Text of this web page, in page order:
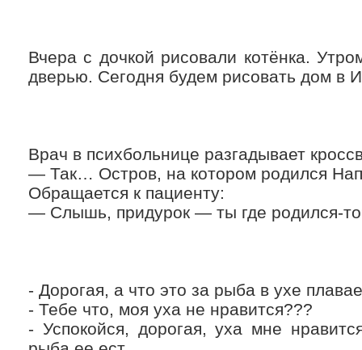
Вчера с дочкой рисовали котёнка.
дверью. Сегодня будем рисовать дом
Врач в психбольнице разгадывает
— Так… Остров, на котором родился
Обращается к пациенту:
— Слышь, придурок — ты где родился-
- Дорогая, а что это за рыба в ухе
- Тебе что, моя уха не нравится???
- Успокойся, дорогая, уха мне